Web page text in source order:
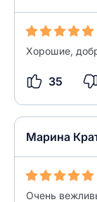
Хорошие,
35
Марина
Очень